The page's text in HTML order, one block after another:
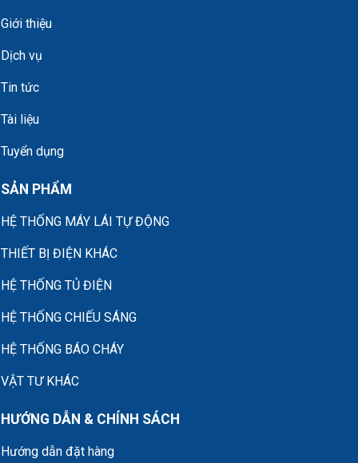
Giới thiệu
Dịch vụ
Tin tức
Tài liệu
Tuyển dụng
SẢN PHẨM
HỆ THỐNG MÁY LÁI TỰ ĐỘNG
THIẾT BỊ ĐIỆN KHÁC
HỆ THỐNG TỦ ĐIỆN
HỆ THỐNG CHIẾU SÁNG
HỆ THỐNG BÁO CHÁY
VẬT TƯ KHÁC
HƯỚNG DẪN & CHÍNH SÁCH
Hướng dẫn đặt hàng